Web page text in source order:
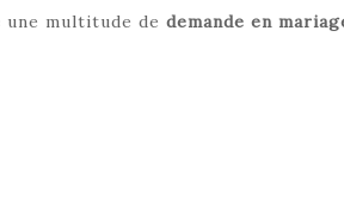
une multitude de demande en